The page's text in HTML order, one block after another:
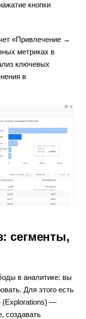
кнопки
«Привлечение →
метриках в
ключевых
в
сегменты,
в аналитике: вы
Для этого есть
(Explorations) —
создавать